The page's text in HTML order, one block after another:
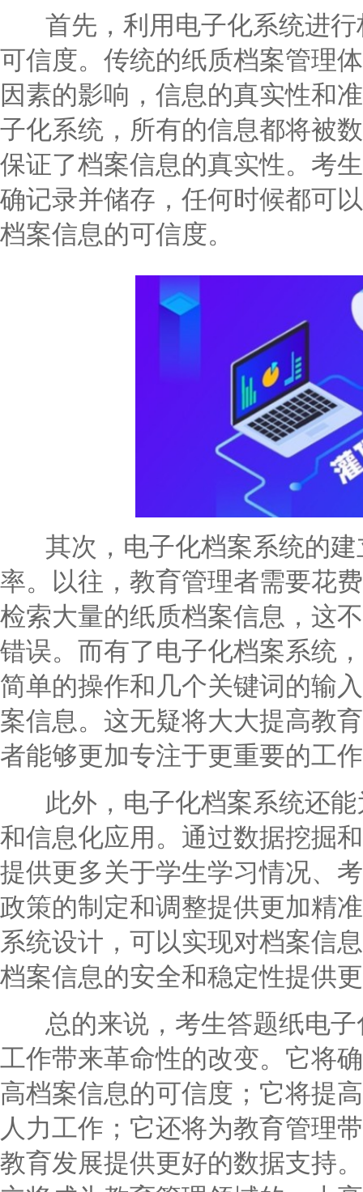
首先，利用电子化系统进行
可信度。传统的纸质档案管理
因素的影响，信息的真实性和
子化系统，所有的信息都将被
保证了档案信息的真实性。考
确记录并储存，任何时候都可
档案信息的可信度。
其次，电子化档案系统的建
率。以往，教育管理者需要花
检索大量的纸质档案信息，这
错误。而有了电子化档案系统
简单的操作和几个关键词的输
案信息。这无疑将大大提高教
者能够更加专注于更重要的工
此外，电子化档案系统还能
和信息化应用。通过数据挖掘
提供更多关于学生学习情况、
政策的制定和调整提供更加精
系统设计，可以实现对档案信
档案信息的安全和稳定性提供
总的来说，考生答题纸电子
工作带来革命性的改变。它将
高档案信息的可信度；它将提
人力工作；它还将为教育管理
教育发展提供更好的数据支持